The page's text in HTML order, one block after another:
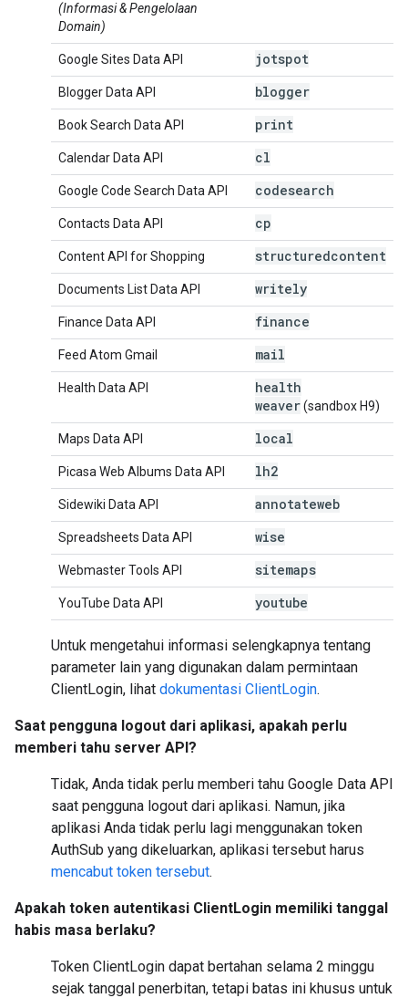
(Informasi & Pengelolaan
Domain)
Google Sites Data API jotspot
Blogger Data API blogger
Book Search Data API print
Calendar Data API cl
Google Code Search Data API codesearch
Contacts Data API cp
Content API for Shopping structuredcontent
Documents List Data API writely
Finance Data API finance
Feed Atom Gmail mail
Health Data API
health
weaver(sandbox H9)
Maps Data API local
Picasa Web Albums Data API lh2
Sidewiki Data API annotateweb
Spreadsheets Data API wise
Webmaster Tools API sitemaps
YouTube Data API youtube
Untuk mengetahui informasi selengkapnya tentang
parameter lain yang digunakan dalam permintaan
ClientLogin, lihat dokumentasi ClientLogin.
Saat pengguna logout dari aplikasi, apakah perlu
memberi tahu server API?
Tidak, Anda tidak perlu memberi tahu Google Data API
saat pengguna logout dari aplikasi. Namun, jika
aplikasi Anda tidak perlu lagi menggunakan token
AuthSub yang dikeluarkan, aplikasi tersebut harus
mencabut token tersebut.
Apakah token autentikasi ClientLogin memiliki tanggal
habis masa berlaku?
Token ClientLogin dapat bertahan selama 2 minggu
sejak tanggal penerbitan, tetapi batas ini khusus untuk